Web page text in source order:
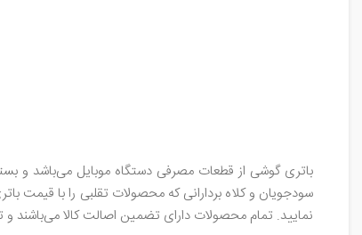
باتری گوشی از قطعات مصرفی دستگاه موبایل می‌باشد و
سودجویان و کلاه بردارانی که محصولات تقلبی را با قیمت
نمایید. تمام محصولات دارای تضمین اصالت کالا